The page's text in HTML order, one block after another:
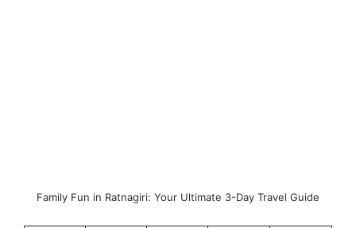
Family Fun in Ratnagiri: Your Ultimate 3-Day Travel Guide